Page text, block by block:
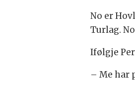
No er
Turlag.
Ifølgje
– Me har